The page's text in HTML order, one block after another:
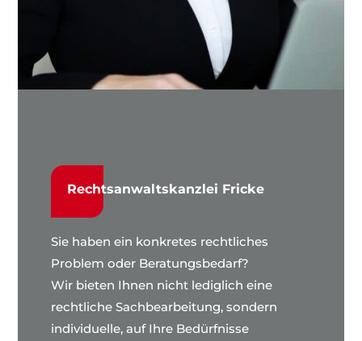
Rechtsanwaltskanzlei Fricke
Sie haben ein konkretes rechtliches
Problem oder Beratungsbedarf?
Wir bieten Ihnen nicht lediglich eine
rechtliche Sachbearbeitung, sondern
individuelle, auf Ihre Bedürfnisse